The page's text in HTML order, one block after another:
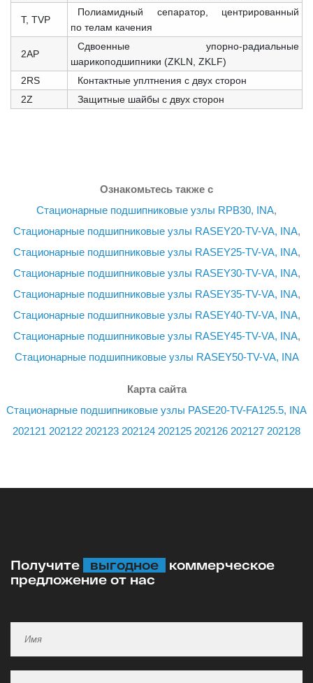
T, TVP
Полиамидный сепаратор, центрированный
по телам качения
2AP
Сдвоенные упорно-радиальные
шарикоподшипники (ZKLN, ZKLF)
2RS
Контактные уплтнения с двух сторон
2Z
Защитные шайбы с двух сторон
Ознакомьтесь также с
Стационарные подшипниковые узлы RPB30, INA,
Стационарные подшипниковые узлы RASEY20-TV-VA, INA,
Стационарные подшипниковые узлы RASEY25-TV-VA, INA,
Стационарные подшипниковые узлы RASEY30-TV-VA, INA,
Стационарные подшипниковые узлы RASEY35-TV-VA, INA,
Стационарные подшипниковые узлы RASEY40-TV-VA, INA,
Стационарные подшипниковые узлы RASEY45-TV-VA, INA,
Стационарные подшипниковые узлы RASEY50-TV-VA, INA
Карта сайта
Стационарные подшипниковые узлы PASE20-TV-FA125.5, INA
202121 202122 202123 202124 202125 202126 202127 202128
Получите выгодное
коммерческое
предложение от нас